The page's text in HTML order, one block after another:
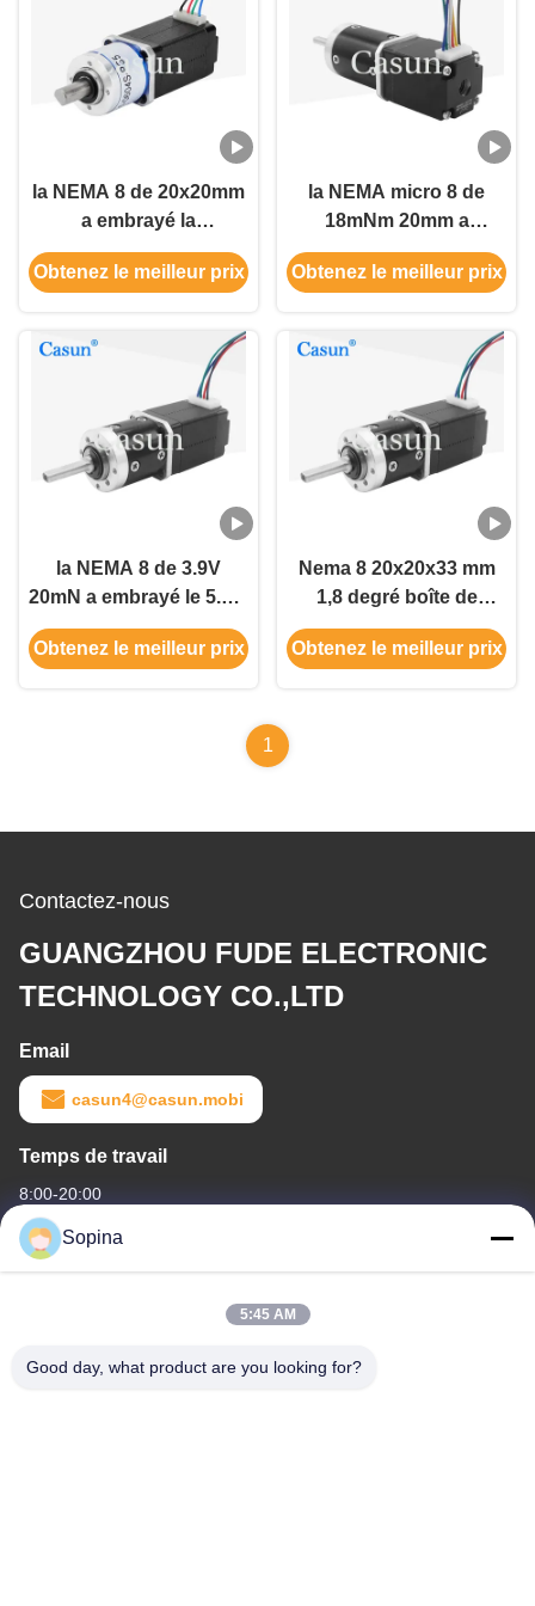
la NEMA 8 de 20x20mm
a embrayé la
décélération miniature
de réducteur de vitesse
Obtenez le meilleur prix
la NEMA micro 8 de
18mNm 20mm a
embrayé le moteur
d'étape miniature de
Obtenez le meilleur prix
la NEMA 8 de 3.9V
20mN a embrayé le 5.2:1
de rapport du moteur
pas à pas 20x20X33mm
Obtenez le meilleur prix
Nema 8 20x20x33 mm
1,8 degré boîte de
vitesses moteur pas à
pas 20mN.m 4 fils pour
Obtenez le meilleur prix
1
Contactez-nous
GUANGZHOU FUDE ELECTRONIC
TECHNOLOGY CO.,LTD
Email
casun4@casun.mobi
Temps de travail
8:00-20:00
Notre adresse
La zone industrielle de Pingxi n°61, ville de Huashan, district de
Sopina
5:45 AM
Good day, what product are you looking for?